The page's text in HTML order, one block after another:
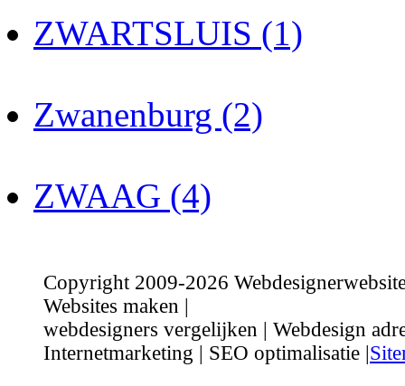
ZWARTSLUIS (1)
Zwanenburg (2)
ZWAAG (4)
Copyright 2009-2026
Websites maken |
webdesigners vergelijken | Webdesign
Internetmarketing | SEO optimalisatie |